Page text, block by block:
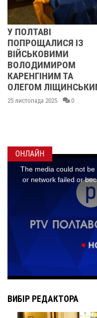
У ПОЛТАВІ
ПОПРОЩАЛИСЯ ІЗ
БІЙЦЯМИ
ОЛЕКСАНДРОМ
ІВАЩЕНКОМ,
ДМИТРОМ
КИСЛИЧЕНКОМ ТА
ОНЛАЙН
ВИБІР РЕДАКТОРА